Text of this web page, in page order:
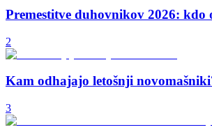
Premestitve duhovnikov 2026: kdo
2
Kam odhajajo letošnji
3